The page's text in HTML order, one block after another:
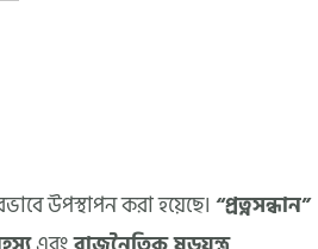
উপস্থাপন করা হয়েছে।“প্রত্নসন্ধান”